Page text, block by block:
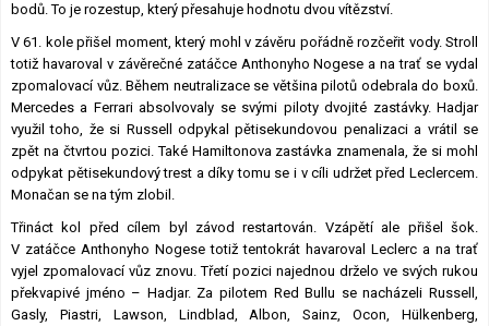
bodů. To je rozestup, který přesahuje hodnotu dvou vítězství.
V 61. kole přišel moment, který mohl v závěru pořádně rozčeřit vody. Stroll
totiž havaroval v závěrečné zatáčce Anthonyho Nogese a na trať se vydal
zpomalovací vůz. Během neutralizace se většina pilotů odebrala do boxů.
Mercedes a Ferrari absolvovaly se svými piloty dvojité zastávky. Hadjar
využil toho, že si Russell odpykal pětisekundovou penalizaci a vrátil se
zpět na čtvrtou pozici. Také Hamiltonova zastávka znamenala, že si mohl
odpykat pětisekundový trest a díky tomu se i v cíli udržet před Leclercem.
Monačan se na tým zlobil.
Třináct kol před cílem byl závod restartován. Vzápětí ale přišel šok.
V zatáčce Anthonyho Nogese totiž tentokrát havaroval Leclerc a na trať
vyjel zpomalovací vůz znovu. Třetí pozici najednou drželo ve svých rukou
překvapivé jméno – Hadjar. Za pilotem Red Bullu se nacházeli Russell,
Gasly, Piastri, Lawson, Lindblad, Albon, Sainz, Ocon, Hülkenberg,